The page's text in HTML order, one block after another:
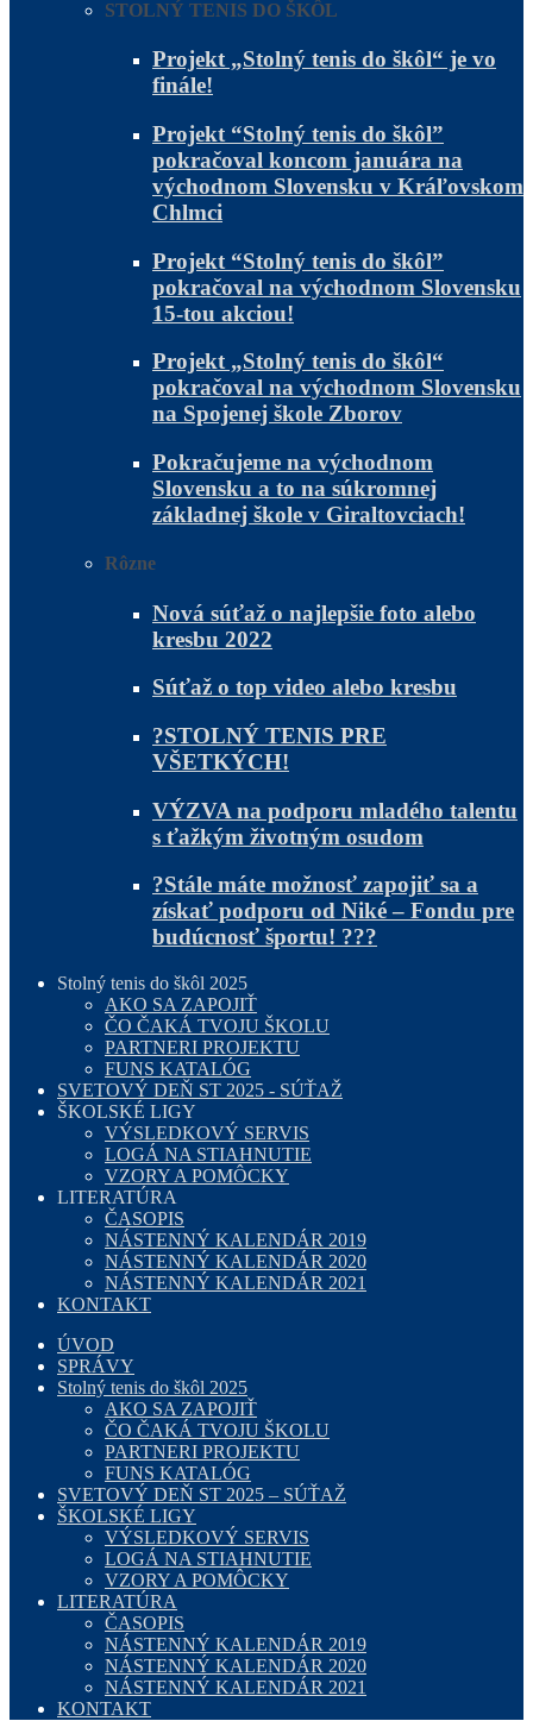
STOLNÝ TENIS DO ŠKÔL
Projekt „Stolný tenis do škôl“ je vo
finále!
Projekt “Stolný tenis do škôl”
pokračoval koncom januára na
východnom Slovensku v Kráľovskom
Chlmci
Projekt “Stolný tenis do škôl”
pokračoval na východnom Slovensku
15-tou akciou!
Projekt „Stolný tenis do škôl“
pokračoval na východnom Slovensku
na Spojenej škole Zborov
Pokračujeme na východnom
Slovensku a to na súkromnej
základnej škole v Giraltovciach!
Rôzne
Nová súťaž o najlepšie foto alebo
kresbu 2022
Súťaž o top video alebo kresbu
?STOLNÝ TENIS PRE
VŠETKÝCH!
VÝZVA na podporu mladého talentu
s ťažkým životným osudom
?Stále máte možnosť zapojiť sa a
získať podporu od Niké – Fondu pre
budúcnosť športu! ???
Stolný tenis do škôl 2025
AKO SA ZAPOJIŤ
ČO ČAKÁ TVOJU ŠKOLU
PARTNERI PROJEKTU
FUNS KATALÓG
SVETOVÝ DEŇ ST 2025 - SÚŤAŽ
ŠKOLSKÉ LIGY
VÝSLEDKOVÝ SERVIS
LOGÁ NA STIAHNUTIE
VZORY A POMÔCKY
LITERATÚRA
ČASOPIS
NÁSTENNÝ KALENDÁR 2019
NÁSTENNÝ KALENDÁR 2020
NÁSTENNÝ KALENDÁR 2021
KONTAKT
ÚVOD
SPRÁVY
Stolný tenis do škôl 2025
AKO SA ZAPOJIŤ
ČO ČAKÁ TVOJU ŠKOLU
PARTNERI PROJEKTU
FUNS KATALÓG
SVETOVÝ DEŇ ST 2025 – SÚŤAŽ
ŠKOLSKÉ LIGY
VÝSLEDKOVÝ SERVIS
LOGÁ NA STIAHNUTIE
VZORY A POMÔCKY
LITERATÚRA
ČASOPIS
NÁSTENNÝ KALENDÁR 2019
NÁSTENNÝ KALENDÁR 2020
NÁSTENNÝ KALENDÁR 2021
KONTAKT